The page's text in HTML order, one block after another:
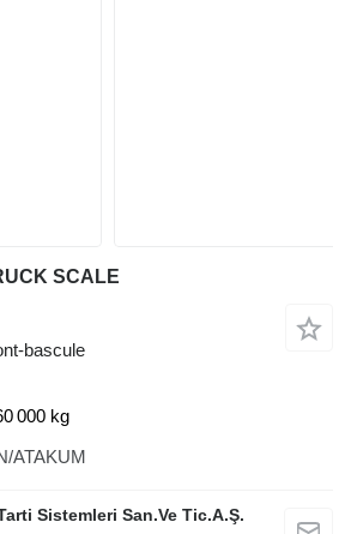
SCALE
bascule
000 kg
ATAKUM
Sistemleri San.Ve Tic.A.Ş.